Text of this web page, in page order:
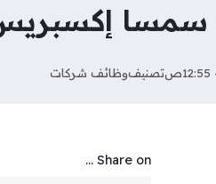
إكسبريس
تصنيفوظائف شركات
Share on ...